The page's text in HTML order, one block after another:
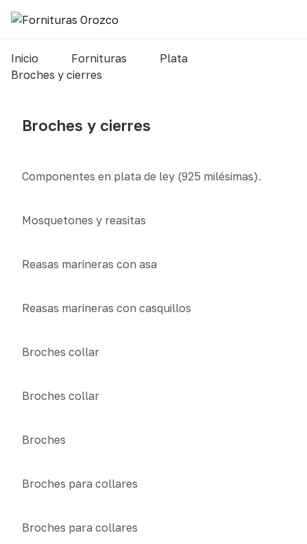
Inicio Fornituras
Plata
Broches y cierres
Broches y cierres
Componentes en plata de ley (925 milésimas).
Mosquetones y reasitas
Reasas marineras con asa
Reasas marineras con casquillos
Broches collar
Broches collar
Broches
Broches para collares
Broches para collares